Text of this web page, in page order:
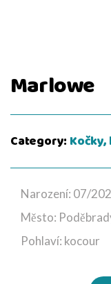
Marlowe
Category:
Narození: 07/
Město:
Pohlaví: kocour